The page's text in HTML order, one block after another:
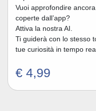
Vuoi approfondire
coperte dall’app?
Attiva la nostra AI.
Ti guiderà con lo stesso
tue curiosità in tempo
€ 4,99